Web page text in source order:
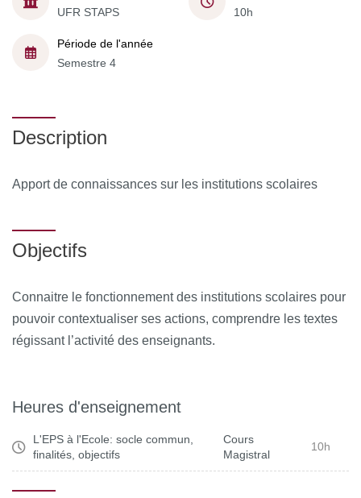
UFR STAPS
10h
Période de l'année
Semestre 4
Description
Apport de connaissances sur les institutions scolaires
Objectifs
Connaitre le fonctionnement des institutions scolaires pour
pouvoir contextualiser ses actions, comprendre les textes
régissant l’activité des enseignants.
Heures d'enseignement
L'EPS à l'Ecole: socle commun,
finalités, objectifs
Cours
Magistral
10h